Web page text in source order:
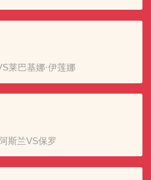
莱巴基娜·伊莲娜
斯兰VS保罗